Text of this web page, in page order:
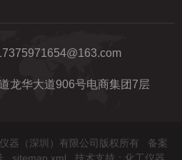
龙华大道906号电商集团7层
器（深圳）有限公司版权所有 备案
sitemap.xml 技术支持： 化工仪器